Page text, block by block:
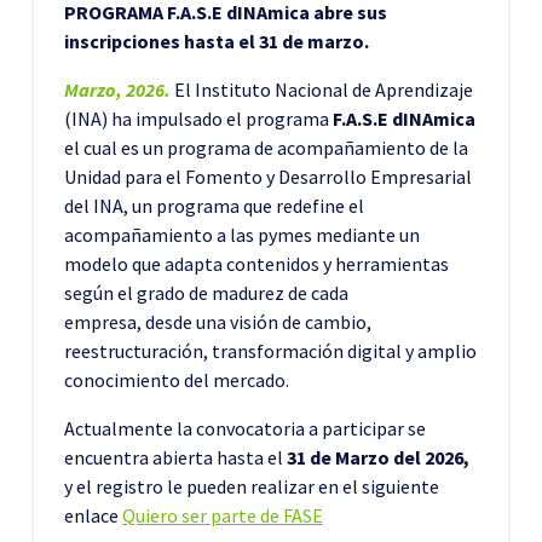
PROGRAMA F.A.S.E dINAmica abre sus
inscripciones hasta el 31 de marzo.
Marzo, 2026. El Instituto Nacional de Aprendizaje
(INA) ha impulsado el programa F.A.S.E dINAmica
el cual es un programa de acompañamiento de la
Unidad para el Fomento y Desarrollo Empresarial
del INA, un programa que redefine el
acompañamiento a las pymes mediante un
modelo que adapta contenidos y herramientas
según el grado de madurez de cada
empresa, desde una visión de cambio,
reestructuración, transformación digital y amplio
conocimiento del mercado.
Actualmente la convocatoria a participar se
encuentra abierta hasta el 31 de Marzo del 2026,
y el registro le pueden realizar en el siguiente
enlace Quiero ser parte de FASE